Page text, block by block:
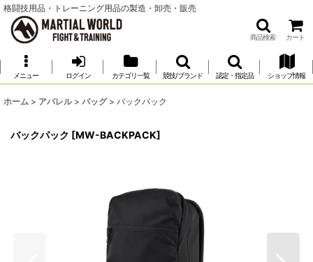
格闘技用品・トレーニング用品の製造・卸売・販売
商品検索 カート
メニュー ログイン カテゴリ一覧 競技/ブランド 認定・指定品 ショップ情報
ホーム > アパレル > バッグ > バックパック
バックパック [MW-BACKPACK]